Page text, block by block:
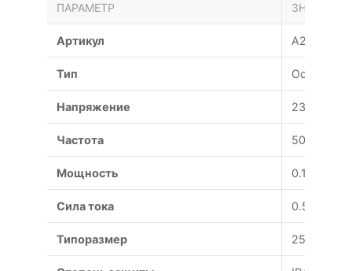
ПАРАМЕТР ЗНАЧЕНИЕ
Артикул A2E250-
Тип Осевой
Напряжение 230 В
Частота 50 Гц
Мощность 0.115 Вт
Сила тока 0.51 А
Типоразмер 250 мм